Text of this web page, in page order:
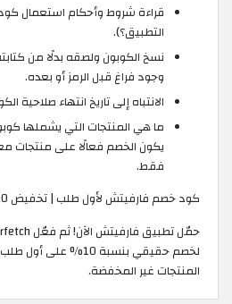
قراءة شروط وأحكام استعمال
التطبيق؟).
نسخ الكوبون ولصقه بدلًا من
وجود فراغ قبل الرمز أو بعده.
الانتباه إلى تاريخ انتهاء صلاحية
ما هي المنتجات التي يشملها
يكون الخصم فعالًا على منتجات
فقط.
كود خصم فارفيتش لأول طلب | تخفيض 10% مجرب للعملاء الجدد
لخصم حقيقي بنسبة
المنتجات غير المخفضة.